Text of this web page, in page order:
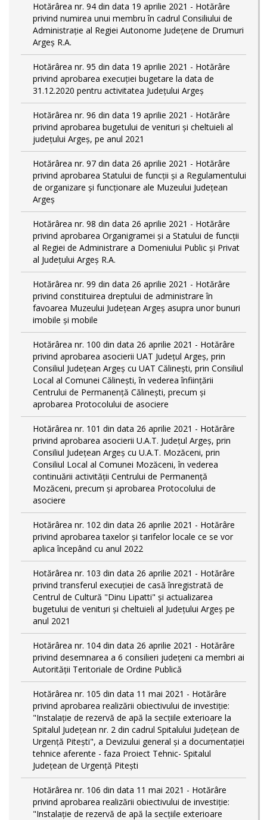
Hotărârea nr. 94 din data 19 aprilie 2021 - Hotărâre
privind numirea unui membru în cadrul Consiliului de
Administrație al Regiei Autonome Județene de Drumuri
Argeș R.A.
Hotărârea nr. 95 din data 19 aprilie 2021 - Hotărâre
privind aprobarea execuției bugetare la data de
31.12.2020 pentru activitatea Județului Argeș
Hotărârea nr. 96 din data 19 aprilie 2021 - Hotărâre
privind aprobarea bugetului de venituri și cheltuieli al
județului Argeș, pe anul 2021
Hotărârea nr. 97 din data 26 aprilie 2021 - Hotărâre
privind aprobarea Statului de funcții și a Regulamentului
de organizare și funcționare ale Muzeului Județean
Argeș
Hotărârea nr. 98 din data 26 aprilie 2021 - Hotărâre
privind aprobarea Organigramei și a Statului de funcţii
al Regiei de Administrare a Domeniului Public şi Privat
al Judeţului Argeş R.A.
Hotărârea nr. 99 din data 26 aprilie 2021 - Hotărâre
privind constituirea dreptului de administrare în
favoarea Muzeului Județean Argeș asupra unor bunuri
imobile și mobile
Hotărârea nr. 100 din data 26 aprilie 2021 - Hotărâre
privind aprobarea asocierii UAT Județul Argeș, prin
Consiliul Județean Argeș cu UAT Călinești, prin Consiliul
Local al Comunei Călinești, în vederea înființării
Centrului de Permanență Călinești, precum și
aprobarea Protocolului de asociere
Hotărârea nr. 101 din data 26 aprilie 2021 - Hotărâre
privind aprobarea asocierii U.A.T. Județul Argeș, prin
Consiliul Județean Argeș cu U.A.T. Mozăceni, prin
Consiliul Local al Comunei Mozăceni, în vederea
continuării activității Centrului de Permanență
Mozăceni, precum și aprobarea Protocolului de
asociere
Hotărârea nr. 102 din data 26 aprilie 2021 - Hotărâre
privind aprobarea taxelor și tarifelor locale ce se vor
aplica începând cu anul 2022
Hotărârea nr. 103 din data 26 aprilie 2021 - Hotărâre
privind transferul execuției de casă înregistrată de
Centrul de Cultură "Dinu Lipatti" și actualizarea
bugetului de venituri și cheltuieli al Județului Argeș pe
anul 2021
Hotărârea nr. 104 din data 26 aprilie 2021 - Hotărâre
privind desemnarea a 6 consilieri județeni ca membri ai
Autorității Teritoriale de Ordine Publică
Hotărârea nr. 105 din data 11 mai 2021 - Hotărâre
privind aprobarea realizării obiectivului de investiție:
"Instalație de rezervă de apă la secțiile exterioare la
Spitalul Județean nr. 2 din cadrul Spitalului Județean de
Urgență Pitești", a Devizului general și a documentației
tehnice aferente - faza Proiect Tehnic- Spitalul
Județean de Urgență Pitești
Hotărârea nr. 106 din data 11 mai 2021 - Hotărâre
privind aprobarea realizării obiectivului de investiție:
"Instalație de rezervă de apă la secțiile exterioare